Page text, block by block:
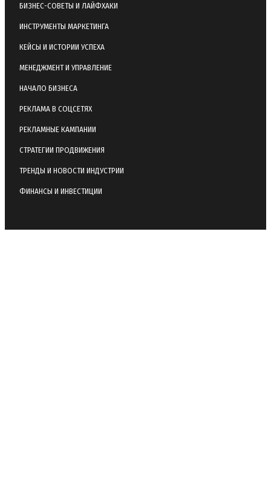
БИЗНЕС-СОВЕТЫ И ЛАЙФХАКИ
ИНСТРУМЕНТЫ МАРКЕТИНГА
КЕЙСЫ И ИСТОРИИ УСПЕХА
МЕНЕДЖМЕНТ И УПРАВЛЕНИЕ
НАЧАЛО БИЗНЕСА
РЕКЛАМА В СОЦСЕТЯХ
РЕКЛАМНЫЕ КАМПАНИИ
СТРАТЕГИИ ПРОДВИЖЕНИЯ
ТРЕНДЫ И НОВОСТИ ИНДУСТРИИ
ФИНАНСЫ И ИНВЕСТИЦИИ